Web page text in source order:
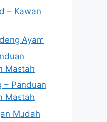
– Kawan
Ayam
Mastah
– Panduan
Mastah
Mudah